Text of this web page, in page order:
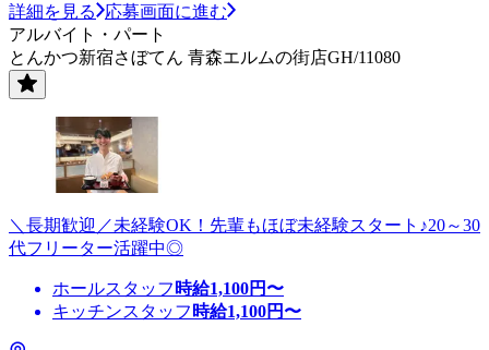
詳細を見る
応募画面に進む
アルバイト・パート
とんかつ新宿さぼてん 青森エルムの街店GH/11080
＼長期歓迎／未経験OK！先輩もほぼ未経験スタート♪20～30
代フリーター活躍中◎
ホールスタッフ 時給1,100円〜
キッチンスタッフ 時給1,100円〜